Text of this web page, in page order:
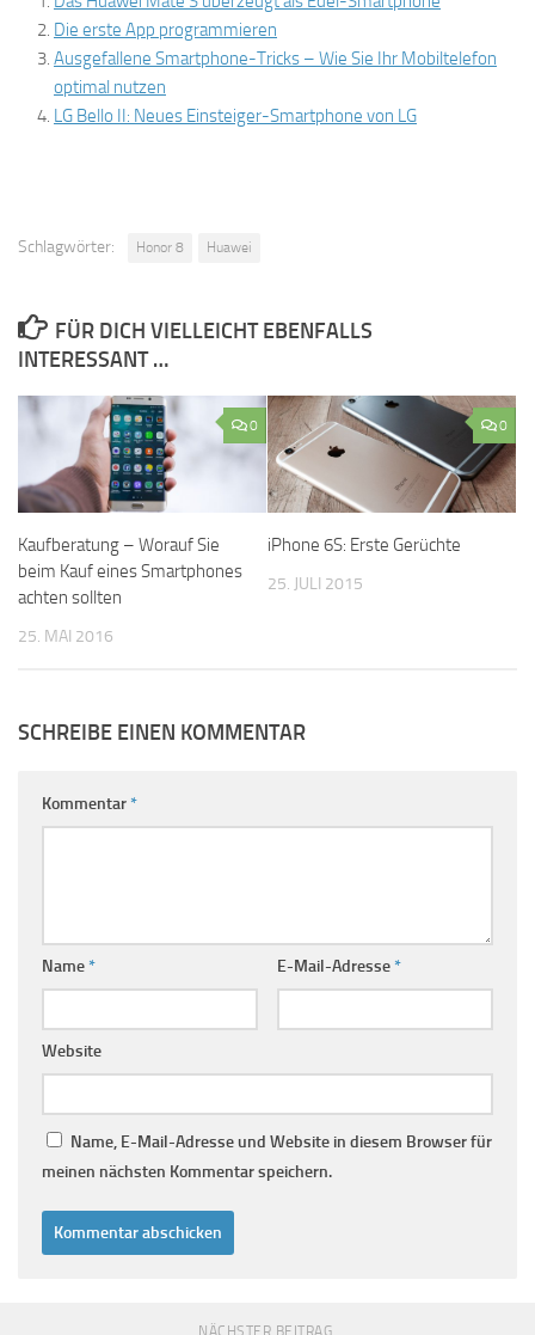
Die erste App programmieren
Ausgefallene Smartphone-Tricks – Wie Sie Ihr Mobiltelefon
optimal nutzen
LG Bello II: Neues Einsteiger-Smartphone von LG
Schlagwörter: Honor 8 Huawei
FÜR DICH VIELLEICHT EBENFALLS
INTERESSANT …
0
Kaufberatung – Worauf Sie
beim Kauf eines Smartphones
achten sollten
25. MAI 2016
0
iPhone 6S: Erste Gerüchte
25. JULI 2015
SCHREIBE EINEN KOMMENTAR
Kommentar*
Name* E-Mail-Adresse*
Website
Name, E-Mail-Adresse und Website in diesem Browser für
meinen nächsten Kommentar speichern.
NÄCHSTER BEITRAG